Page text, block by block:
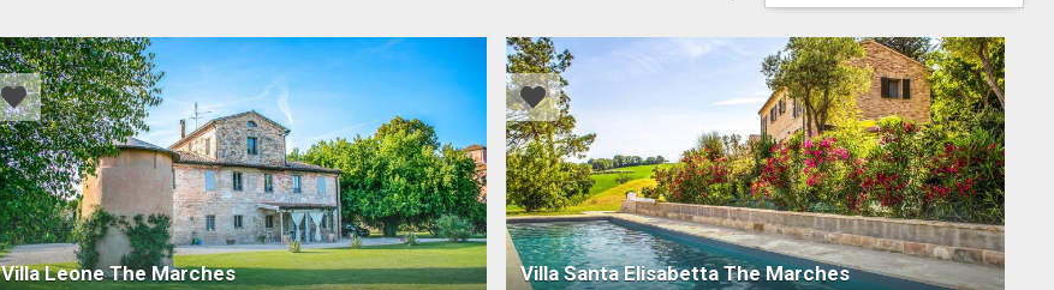
Villa Leone The Marches Villa Santa Elisabetta The Marches